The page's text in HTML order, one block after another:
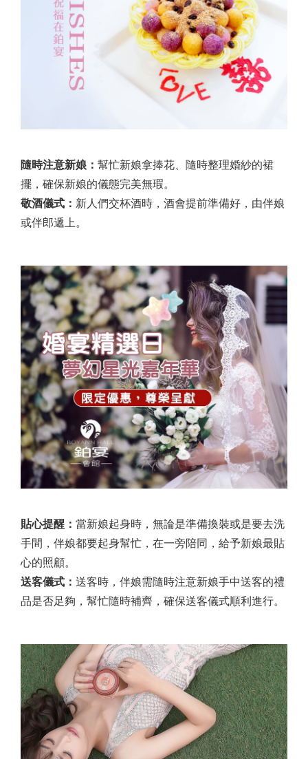
隨時注意新娘： 幫忙新娘拿捧花、隨時整理婚紗的裙
擺，確保新娘的儀態完美無瑕。
敬酒儀式： 新人們交杯酒時，酒會提前準備好，由伴娘
或伴郎遞上。
貼心提醒： 當新娘起身時，無論是準備換裝或是要去洗
手間，伴娘都要起身幫忙，在一旁陪同，給予新娘最貼
心的照顧。
送客儀式： 送客時，伴娘需隨時注意新娘手中送客的禮
品是否足夠，幫忙隨時補齊，確保送客儀式順利進行。